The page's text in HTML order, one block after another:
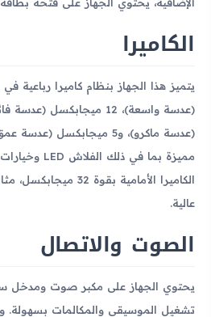
الكاميرا
(عدسة ماكرو)، و5 ميجابكسل
الكاميرا الأمامية
عالية.
الصوت والاتصال